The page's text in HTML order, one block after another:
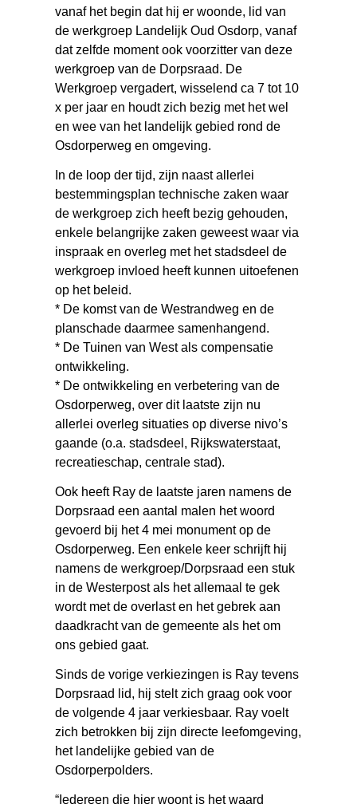
vanaf het begin dat hij er woonde, lid van
de werkgroep Landelijk Oud Osdorp, vanaf
dat zelfde moment ook voorzitter van deze
werkgroep van de Dorpsraad. De
Werkgroep vergadert, wisselend ca 7 tot 10
x per jaar en houdt zich bezig met het wel
en wee van het landelijk gebied rond de
Osdorperweg en omgeving.
In de loop der tijd, zijn naast allerlei
bestemmingsplan technische zaken waar
de werkgroep zich heeft bezig gehouden,
enkele belangrijke zaken geweest waar via
inspraak en overleg met het stadsdeel de
werkgroep invloed heeft kunnen uitoefenen
op het beleid.
* De komst van de Westrandweg en de
planschade daarmee samenhangend.
* De Tuinen van West als compensatie
ontwikkeling.
* De ontwikkeling en verbetering van de
Osdorperweg, over dit laatste zijn nu
allerlei overleg situaties op diverse nivo’s
gaande (o.a. stadsdeel, Rijkswaterstaat,
recreatieschap, centrale stad).
Ook heeft Ray de laatste jaren namens de
Dorpsraad een aantal malen het woord
gevoerd bij het 4 mei monument op de
Osdorperweg. Een enkele keer schrijft hij
namens de werkgroep/Dorpsraad een stuk
in de Westerpost als het allemaal te gek
wordt met de overlast en het gebrek aan
daadkracht van de gemeente als het om
ons gebied gaat.
Sinds de vorige verkiezingen is Ray tevens
Dorpsraad lid, hij stelt zich graag ook voor
de volgende 4 jaar verkiesbaar. Ray voelt
zich betrokken bij zijn directe leefomgeving,
het landelijke gebied van de
Osdorperpolders.
“Iedereen die hier woont is het waard